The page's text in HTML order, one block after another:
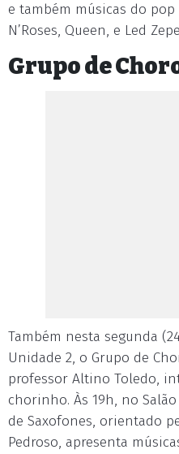
e também músicas do
N’Roses, Queen, e Led
Grupo de
Também nesta segunda
Unidade 2, o Grupo de
professor Altino Toledo,
chorinho. Às 19h, no
de Saxofones, orientado
Pedroso, apresenta